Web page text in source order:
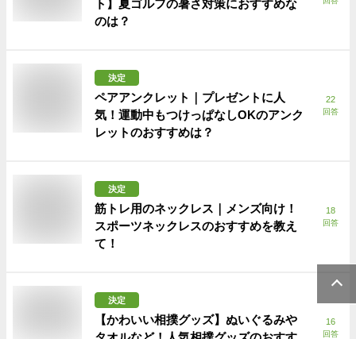
ト】夏ゴルフの暑さ対策におすすめな
のは？
決定
ペアアンクレット｜プレゼントに人
気！運動中もつけっぱなしOKのアンク
レットのおすすめは？
22
回答
決定
筋トレ用のネックレス｜メンズ向け！
スポーツネックレスのおすすめを教え
て！
18
回答
決定
【かわいい相撲グッズ】ぬいぐるみや
16
回答